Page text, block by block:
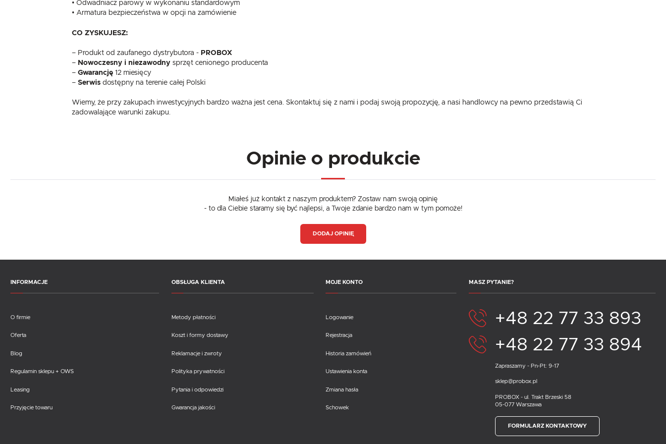
• Odwadniacz parowy w wykonaniu standardowym
• Armatura bezpieczeństwa w opcji na zamówienie
CO ZYSKUJESZ:
– Produkt od zaufanego dystrybutora - PROBOX
– Nowoczesny i niezawodnysprzęt cenionego producenta
– Gwarancję12 miesięcy
– Serwisdostępny na terenie całej Polski
Wiemy, że przy zakupach inwestycyjnych bardzo ważna jest cena. Skontaktuj się z nami i podaj swoją propozycję, a nasi handlowcy na pewno przedstawią Ci
zadowalające warunki zakupu.
Opinie o produkcie
Miałeś już kontakt z naszym produktem? Zostaw nam swoją opinię
- to dla Ciebie staramy się być najlepsi, a Twoje zdanie bardzo nam w tym pomoże!
DODAJ OPINIĘ
INFORMACJE
O firmie
Oferta
Blog
Regulamin sklepu + OWS
Leasing
Przyjęcie towaru
OBSŁUGA KLIENTA
Metody płatności
Koszt i formy dostawy
Reklamacje i zwroty
Polityka prywatności
Pytania i odpowiedzi
Gwarancja jakości
MOJE KONTO
Logowanie
Rejestracja
Historia zamówień
Ustawienia konta
Zmiana hasła
Schowek
MASZ PYTANIE?
+48 22 77 33 893
+48 22 77 33 894
Zapraszamy - Pn-Pt: 9-17
sklep@probox.pl
PROBOX - ul. Trakt Brzeski 58
05-077 Warszawa
FORMULARZ KONTAKTOWY
Twoich upodobań oraz Twoich zwyczajów dotyczących przeglądanej witryny internetowej. Treści
promocyjne mogą pojawić się na stronach podmiotów trzecich lub firm będących naszymi partnerami
Więcej